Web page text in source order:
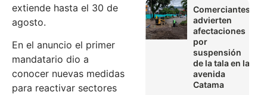
extiende hasta el 30 de
agosto.
En el anuncio el primer
mandatario dio a
conocer nuevas medidas
para reactivar sectores
Comerciantes
advierten
afectaciones
por
suspensión
de la tala en la
avenida
Catama